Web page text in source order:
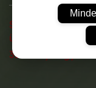
Személyesen
üzletünkben!
3200 Gyöngyös